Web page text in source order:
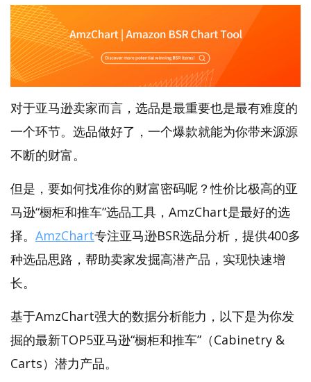
对于亚马逊卖家而言，选品是最重要也是最有难度的
一个环节。选品做好了，一个爆款就能为你带来源源
不断的财富。
但是，要如何找准你的财富密码呢？性价比极高的亚
马逊“橱柜和推车”选品工具，AmzChart是最好的选
择。 AmzChart专注亚马逊BSR选品分析，提供400多
种选品思路，帮助卖家发掘高潜产品，实现快速增
长。
基于AmzChart强大的数据分析能力，以下是为你发
掘的最新TOP5亚马逊“橱柜和推车”（Cabinetry &
Carts）潜力产品。